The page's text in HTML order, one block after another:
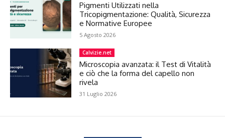
Pigmenti Utilizzati nella
Tricopigmentazione: Qualità, Sicurezza
e Normative Europee
5 Agosto 2026
Calvizie.net
Microscopia avanzata: il Test di Vitalità
e ciò che la forma del capello non
rivela
31 Luglio 2026